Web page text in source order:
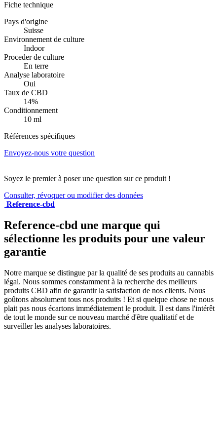
Fiche technique
Pays d'origine
Suisse
Environnement de culture
Indoor
Proceder de culture
En terre
Analyse laboratoire
Oui
Taux de CBD
14%
Conditionnement
10 ml
Références spécifiques
Envoyez-nous votre question
Soyez le premier à poser une question sur ce produit !
Consulter, révoquer ou modifier des données
Reference-cbd
Reference-cbd une marque qui
sélectionne les produits pour une valeur
garantie
Notre marque se distingue par la qualité de ses produits au cannabis
légal. Nous sommes constamment à la recherche des meilleurs
produits CBD afin de garantir la satisfaction de nos clients. Nous
goûtons absolument tous nos produits ! Et si quelque chose ne nous
plait pas nous écartons immédiatement le produit. Il est dans l'intérêt
de tout le monde sur ce nouveau marché d'être qualitatif et de
surveiller les analyses laboratoires.